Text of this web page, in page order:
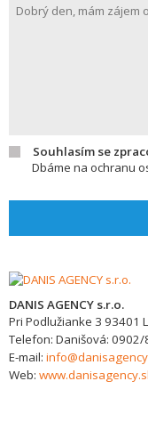
Souhlasím se
Dbáme na ochranu
DANIS AGENCY s.r.o.
Pri Podlužianke 3 93401
Telefon: Danišová:
E-mail:
Web: